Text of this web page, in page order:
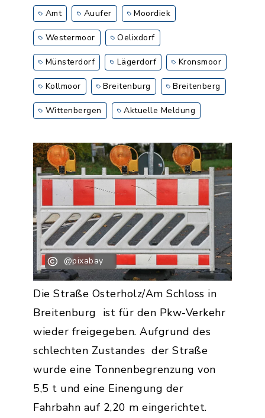
Amt Auufer Moordiek
Westermoor Oelixdorf
Münsterdorf Lägerdorf Kronsmoor
Kollmoor Breitenburg Breitenberg
Wittenbergen Aktuelle Meldung
@pixabay
Die Straße Osterholz/Am Schloss in
Breitenburg ist für den Pkw-Verkehr
wieder freigegeben. Aufgrund des
schlechten Zustandes der Straße
wurde eine Tonnenbegrenzung von
5,5 t und eine Einengung der
Fahrbahn auf 2,20 m eingerichtet.